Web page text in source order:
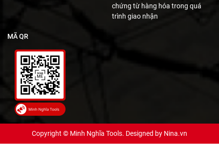
chứng từ hàng hóa trong quá
trình giao nhận
MÃ QR
Copyright © Minh Nghĩa Tools. Designed by Nina.vn